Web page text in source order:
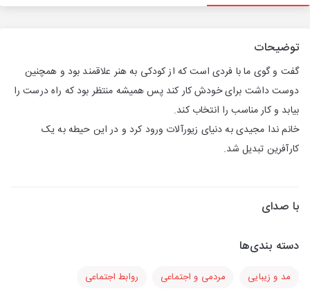
توضیحات
گفت و گوی ما با فردی است که از کودکی به هنر علاقمند بود و همچنین
دوست داشت برای خودش کار کند پس همیشه منتظر بود که راه درست را
بیابد و کار مناسب را انتخاب کند.
خانم ندا مجیدی به دنیای زیورآلات ورود کرد و در این حیطه به یک
کارآفرین تبدیل شد.
با صدای
دسته بندی‌ها
مد و زیبایی مردمی و اجتماعی روابط اجتماعی